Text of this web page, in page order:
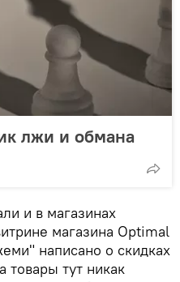
лжи и обмана
и в магазинах
магазина Optimal
написано о скидках
товары тут никак